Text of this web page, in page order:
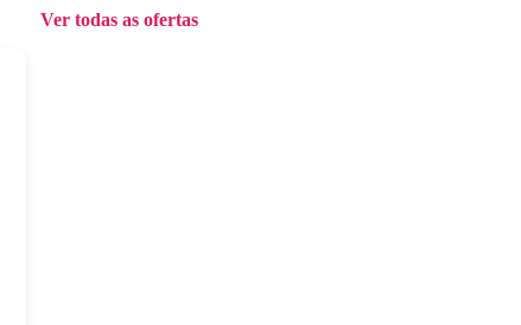
Ver todas as ofertas